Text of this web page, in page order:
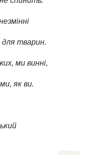
для тварин.
ми винні,
як ви.